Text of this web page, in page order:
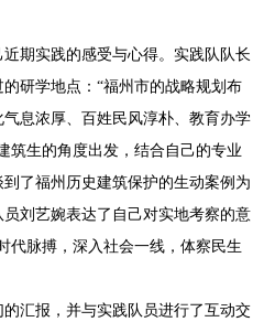
实践的感受与心得。实践队队长
研学地点：“福州市的战略规划布
息浓厚、百姓民风淳朴、教育办学
筑生的角度出发，结合自己的专业
了福州历史建筑保护的生动案例为
刘艺婉表达了自己对实地考察的意
代脉搏，深入社会一线，体察民生
汇报，并与实践队员进行了互动交